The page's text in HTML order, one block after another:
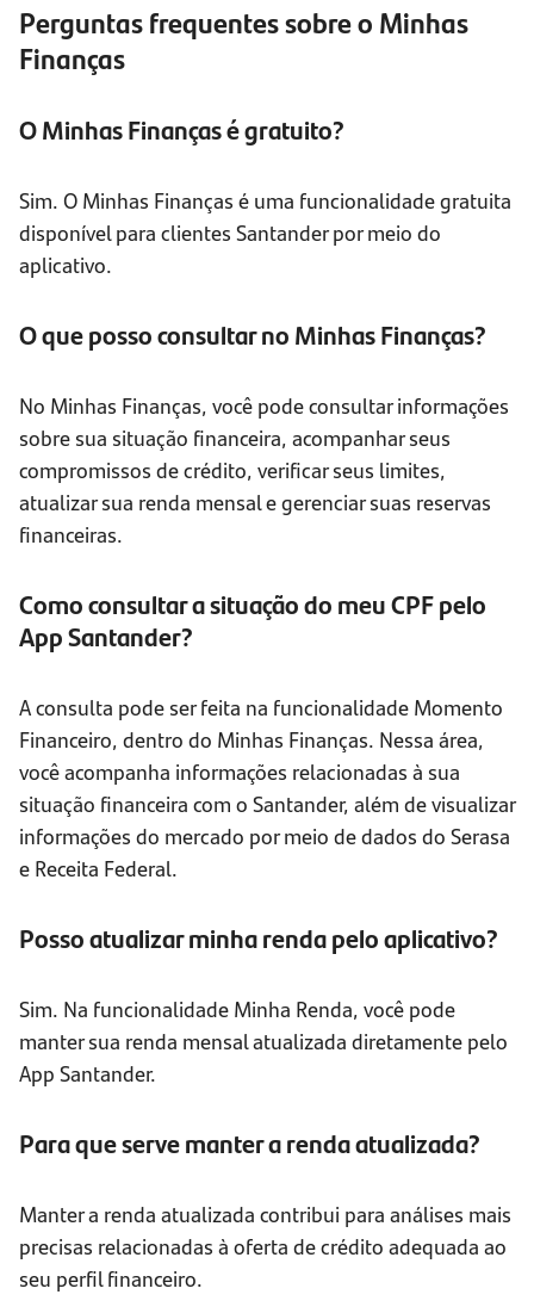
Perguntas frequentes sobre o Minhas
Finanças
O Minhas Finanças é gratuito?
Sim. O Minhas Finanças é uma funcionalidade gratuita
disponível para clientes Santander por meio do
aplicativo.
O que posso consultar no Minhas Finanças?
No Minhas Finanças, você pode consultar informações
sobre sua situação financeira, acompanhar seus
compromissos de crédito, verificar seus limites,
atualizar sua renda mensal e gerenciar suas reservas
financeiras.
Como consultar a situação do meu CPF pelo
App Santander?
A consulta pode ser feita na funcionalidade Momento
Financeiro, dentro do Minhas Finanças. Nessa área,
você acompanha informações relacionadas à sua
situação financeira com o Santander, além de visualizar
informações do mercado por meio de dados do Serasa
e Receita Federal.
Posso atualizar minha renda pelo aplicativo?
Sim. Na funcionalidade Minha Renda, você pode
manter sua renda mensal atualizada diretamente pelo
App Santander.
Para que serve manter a renda atualizada?
Manter a renda atualizada contribui para análises mais
precisas relacionadas à oferta de crédito adequada ao
seu perfil financeiro.